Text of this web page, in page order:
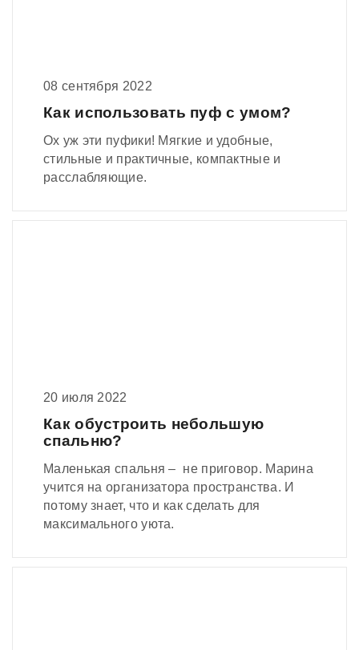
08 сентября 2022
Как использовать пуф с умом?
Ох уж эти пуфики! Мягкие и удобные,
стильные и практичные, компактные и
расслабляющие.
20 июля 2022
Как обустроить небольшую
спальню?
Маленькая спальня – не приговор. Марина
учится на организатора пространства. И
потому знает, что и как сделать для
максимального уюта.